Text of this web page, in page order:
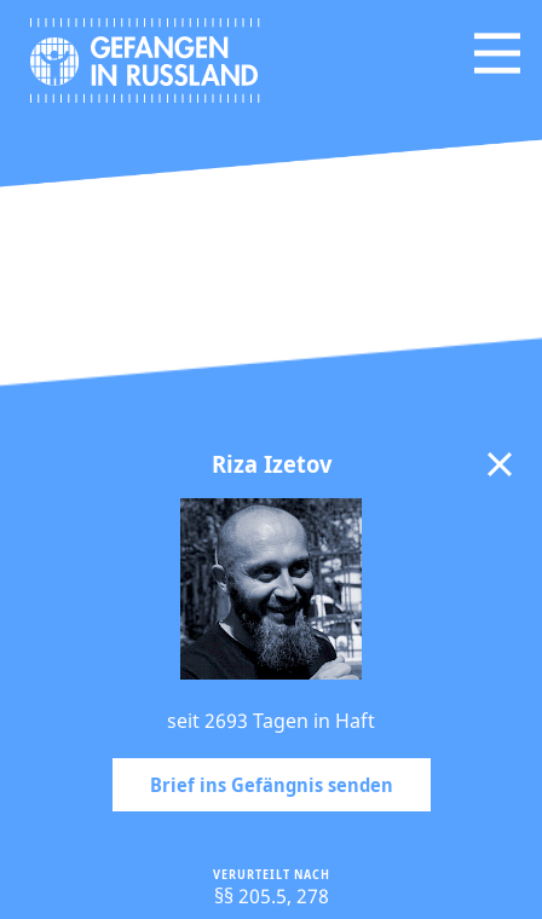
Riza Izetov
seit 2693 Tagen in Haft
Brief ins Gefängnis senden
VERURTEILT NACH
§§ 205.5, 278